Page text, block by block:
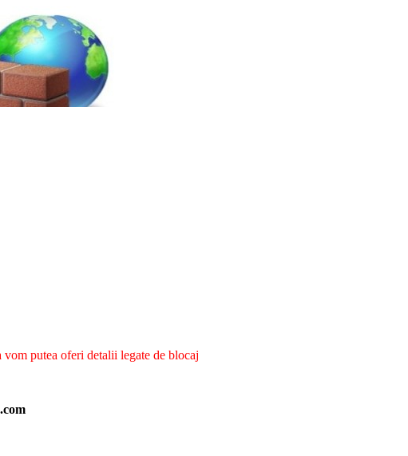
putea oferi detalii legate de blocaj